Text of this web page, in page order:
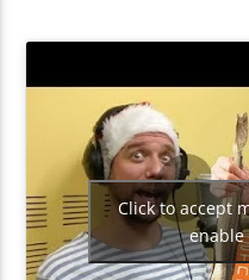
Click to accept